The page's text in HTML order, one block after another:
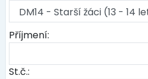
Příjmení:
St.č.: